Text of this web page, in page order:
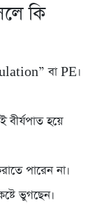
কি
বা PE।
হয়ে
পারেন না।
ভুগছেন।